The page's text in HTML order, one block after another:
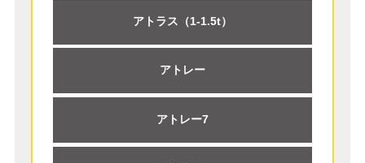
アトラス（1-1.5t）
アトレー
アトレー7